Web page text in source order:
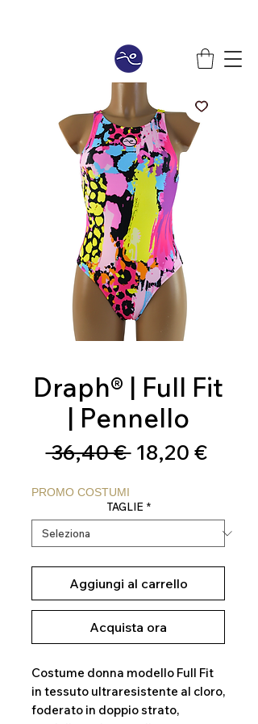
Draph® | Full Fit
| Pennello
36,40 € Prezzo
18,20 €Prezzo
PROMO COSTUMI
TAGLIE *
Aggiungi al carrello
Acquista ora
Costume donna modello Full Fit
in tessuto ultraresistente al cloro,
foderato in doppio strato,